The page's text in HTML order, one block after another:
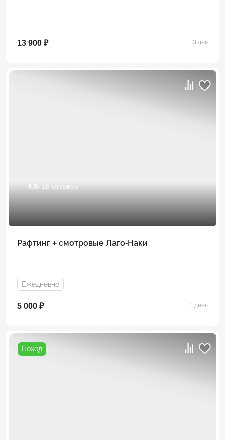
13 900 ₽ 3 дня
4.9 / 16 отзывов
Рафтинг + смотровые Лаго-Наки
Ежедневно
5 000 ₽ 1 день
Поход